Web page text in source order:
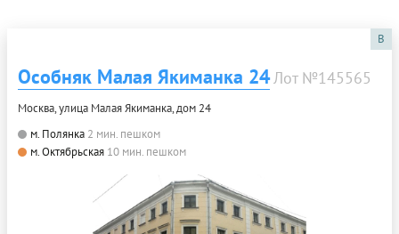
B
Особняк Малая Якиманка 24Лот №145565
Москва, улица Малая Якиманка, дом 24
м. Полянка 2 мин. пешком
м. Октябрьская 10 мин. пешком